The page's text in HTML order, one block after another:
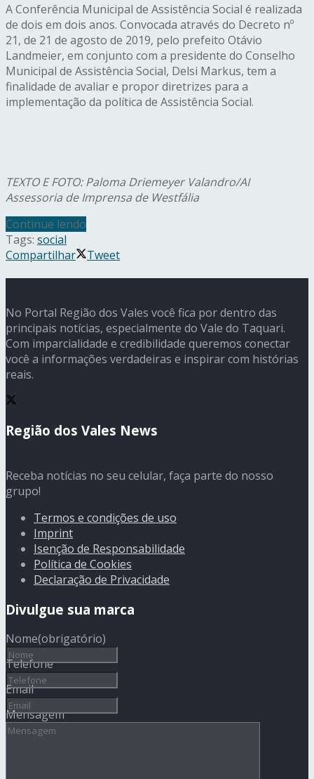
A Conferência Municipal de Assistência Social é realizada
de dois em dois anos. Convocada através do Decreto nº
21, de 21 de agosto de 2019, pelo prefeito Otávio
Landmeier, em conjunto com a presidente do Conselho
Municipal de Assistência Social, Delsi Markus, tem a
finalidade de avaliar e propor diretrizes para a
implementação da política de Assistência Social.
TEXTO E FOTO: Paloma Driemeyer Valandro/AI
Assessoria de Imprensa de Westfália
Continue lendo
Tags: social
Compartilhar
Tweet
No Portal Região dos Vales você fica por dentro das
principais notícias, especialmente do Vale do Taquari.
Com imparcialidade e credibilidade queremos conectar
você a informações verdadeiras e inspirar com histórias
reais.
Região dos Vales News
Receba notícias no seu celular, faça parte do nosso
grupo!
Termos e condições de uso
Imprint
Isenção de Responsabilidade
Política de Cookies
Declaração de Privacidade
Divulgue sua marca
Nome(obrigatório)
Telefone
Email
Mensagem